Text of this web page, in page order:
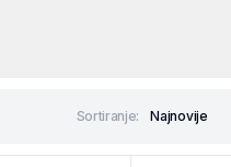
Sortiranje: